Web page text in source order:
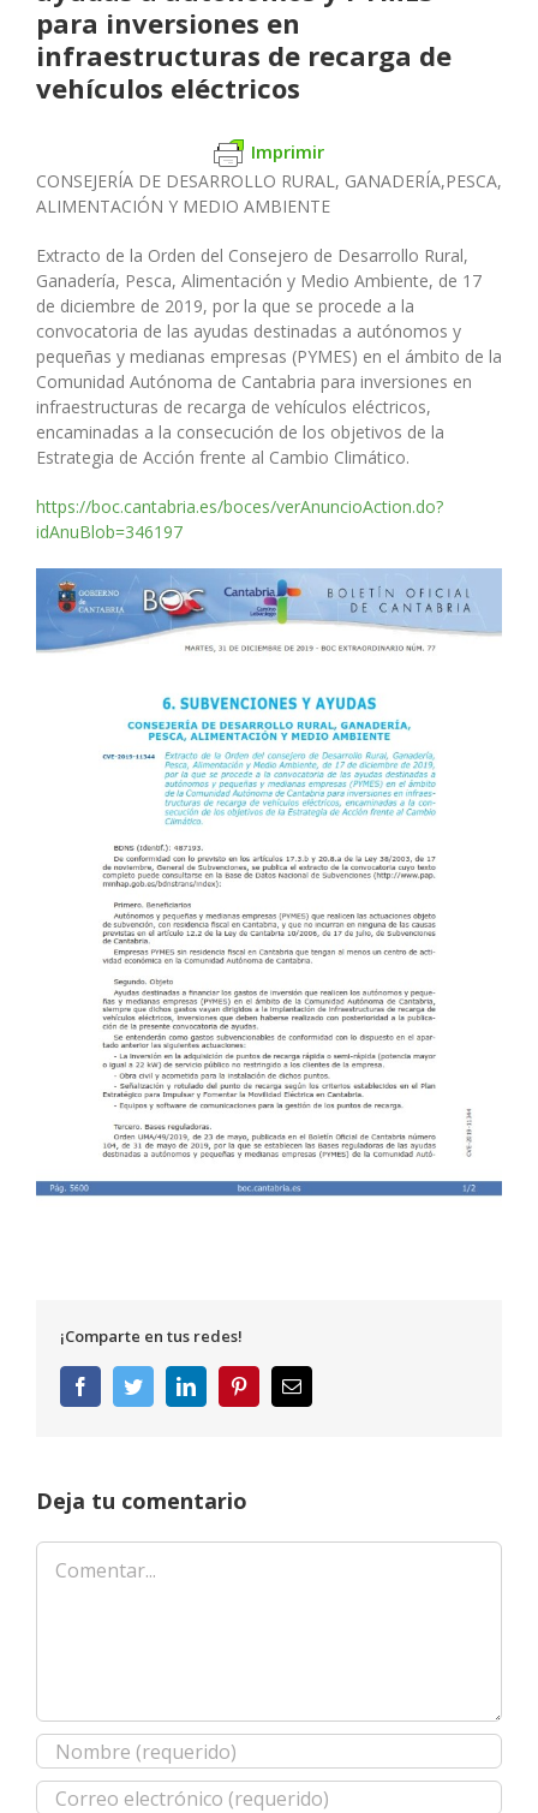
para inversiones en
infraestructuras de recarga de
vehículos eléctricos
Imprimir
CONSEJERÍA DE DESARROLLO RURAL, GANADERÍA,PESCA,
ALIMENTACIÓN Y MEDIO AMBIENTE
Extracto de la Orden del Consejero de Desarrollo Rural,
Ganadería, Pesca, Alimentación y Medio Ambiente, de 17
de diciembre de 2019, por la que se procede a la
convocatoria de las ayudas destinadas a autónomos y
pequeñas y medianas empresas (PYMES) en el ámbito de la
Comunidad Autónoma de Cantabria para inversiones en
infraestructuras de recarga de vehículos eléctricos,
encaminadas a la consecución de los objetivos de la
Estrategia de Acción frente al Cambio Climático.
https://boc.cantabria.es/boces/verAnuncioAction.do?
idAnuBlob=346197
¡Comparte en tus redes!
FacebookTwitterLinkedInPinterestCorreo
electrónico
Deja tu comentario
Comentar